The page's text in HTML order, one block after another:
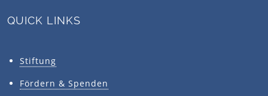
QUICK LINKS
Stiftung
Fördern & Spenden